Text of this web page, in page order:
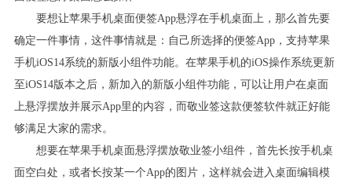
要想让苹果手机桌面便签App悬浮在手机桌面上，那么首先要
确定一件事情，这件事情就是：自己所选择的便签App，支持苹果
手机iOS14系统的新版小组件功能。在苹果手机的iOS操作系统更新
至iOS14版本之后，新加入的新版小组件功能，可以让用户在桌面
上悬浮摆放并展示App里的内容，而敬业签这款便签软件就正好能
够满足大家的需求。
想要在苹果手机桌面悬浮摆放敬业签小组件，首先长按手机桌
面空白处，或者长按某一个App的图片，这样就会进入桌面编辑模